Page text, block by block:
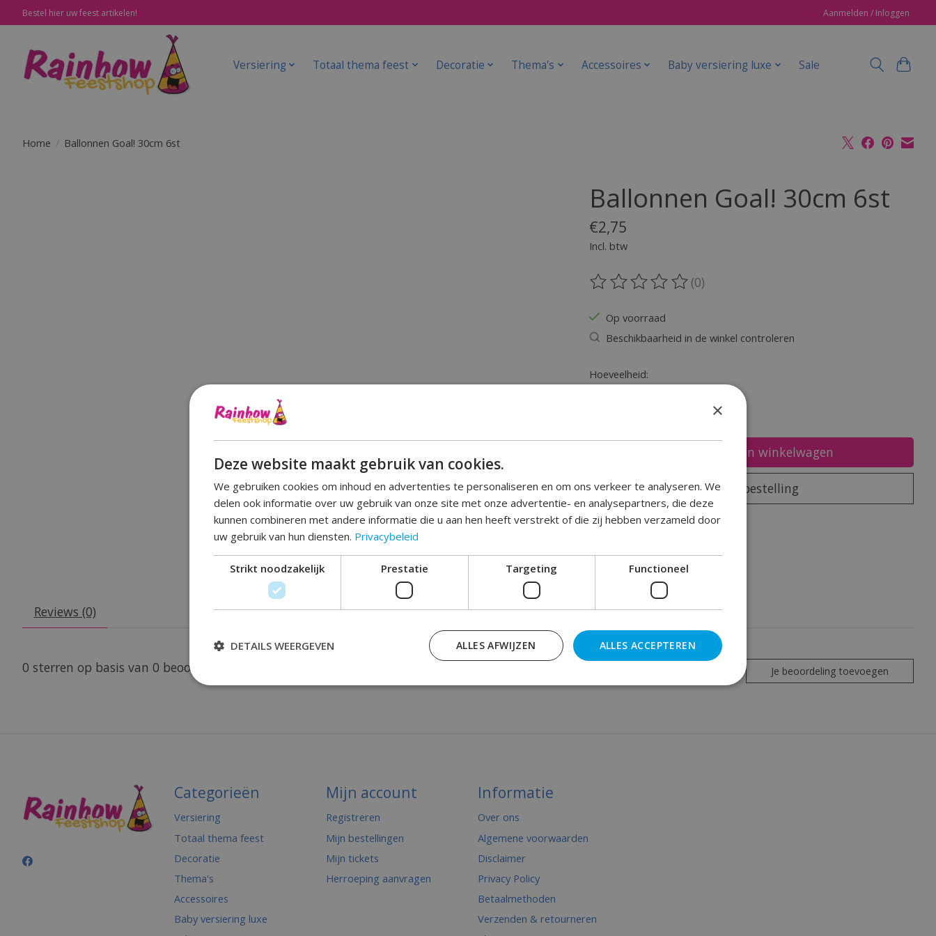
Bestel hier uw feest artikelen! Aanmelden / Inloggen
Versiering Totaal thema feest Decoratie Thema's Accessoires Baby versiering luxe Sale
Home / Ballonnen Goal! 30cm 6st
Ballonnen Goal! 30cm 6st
€2,75
Incl. btw
De beoordeling van dit product is
(0)
Op voorraad
Beschikbaarheid in de winkel controleren
Hoeveelheid:
Toevoegen aan winkelwagen
Plaats bestelling
Toevoegen om te vergelijken
Reviews (0)
0 sterren op basis van 0 beoordelingen Je beoordeling toevoegen
Categorieën
Versiering
Totaal thema feest
Decoratie
Thema's
Accessoires
Baby versiering luxe
Mijn account
Registreren
Mijn bestellingen
Mijn tickets
Herroeping aanvragen
Informatie
Over ons
Algemene voorwaarden
Disclaimer
Privacy Policy
Betaalmethoden
Verzenden & retourneren
×
Deze website maakt gebruik van cookies.
We gebruiken cookies om inhoud en advertenties te personaliseren en om ons verkeer te analyseren. We
delen ook informatie over uw gebruik van onze site met onze advertentie- en analysepartners, die deze
kunnen combineren met andere informatie die u aan hen heeft verstrekt of die zij hebben verzameld door
uw gebruik van hun diensten. Privacybeleid
Strikt noodzakelijk Prestatie Targeting Functioneel
ALLES ACCEPTEREN
ALLES AFWIJZEN
DETAILS WEERGEVEN